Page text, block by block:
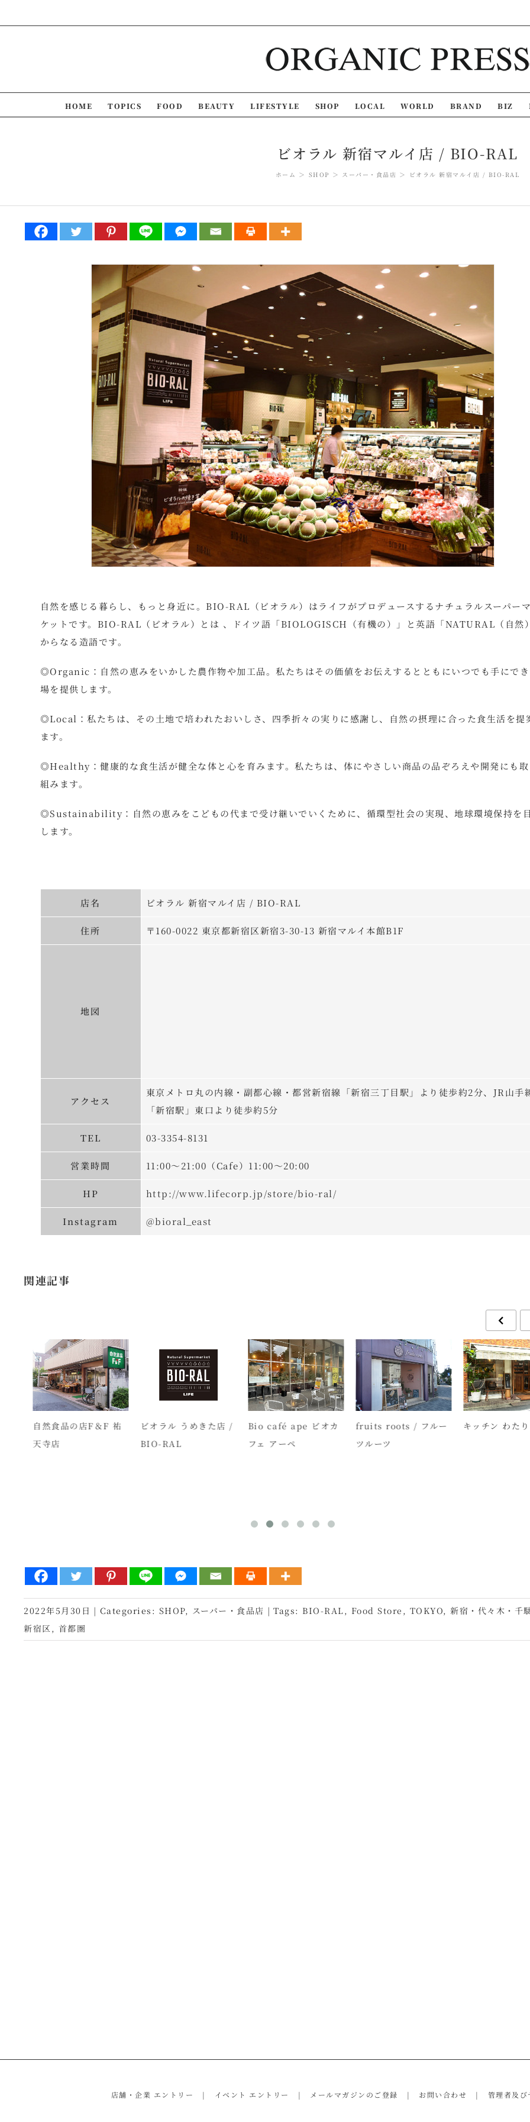
to
HOME TOPICS FOOD BEAUTY LIFESTYLE SHOP LOCAL WORLD BRAND BIZ
ビオラル 新宿マルイ店 / BIO-RAL
ホーム SHOP スーパー・食品店 ビオラル 新宿マルイ店 / BIO-RAL
自然を感じる暮らし、もっと身近に。BIO-RAL（ビオラル）はライフがプロデュースするナチュラルスーパー
ケットです。BIO-RAL（ビオラル）とは 、ドイツ語「BIOLOGISCH（有機の）」と英語「NATURAL（自然
からなる造語です。
◎Organic：自然の恵みをいかした農作物や加工品。私たちはその価値をお伝えするとともにいつでも手にで
場を提供します。
◎Local：私たちは、その土地で培われたおいしさ、四季折々の実りに感謝し、自然の摂理に合った食生活を提
ます。
◎Healthy：健康的な食生活が健全な体と心を育みます。私たちは、体にやさしい商品の品ぞろえや開発にも
組みます。
◎Sustainability：自然の恵みをこどもの代まで受け継いでいくために、循環型社会の実現、地球環境保持を
します。
店名 ビオラル 新宿マルイ店 / BIO-RAL
住所 〒160-0022 東京都新宿区新宿3-30-13 新宿マルイ本館B1F
地図
アクセス
東京メトロ丸の内線・副都心線・都営新宿線「新宿三丁目駅」より徒歩約2分、JR山手
「新宿駅」東口より徒歩約5分
TEL 03-3354-8131
営業時間 11:00～21:00（Cafe）11:00～20:00
HP http://www.lifecorp.jp/store/bio-ral/
Instagram @bioral_east
関連記事
自然食品の店F＆F 祐
天寺店
ビオラル うめきた店 /
BIO-RAL
Bio café ape ビオカ
フェ アーペ
fruits roots / フルー
ツルーツ
キッチン わた
2022年5月30日 | Categories: SHOP, スーパー・食品店 | Tags:BIO-RAL, Food Store , TOKYO,新宿・代々木・千
新宿区, 首都圏
店舗・企業 エントリー イベント エントリー メールマガジンのご登録 お問い合わせ 管理者及